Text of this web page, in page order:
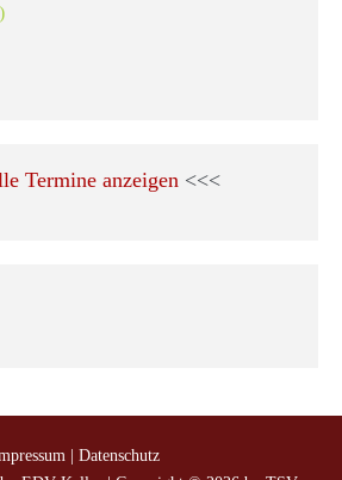
Termine anzeigen <<<
Datenschutz